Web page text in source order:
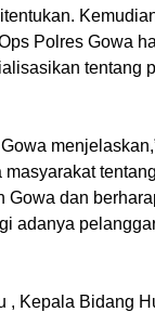
Polres Gowa
tentang
Gowa dan
adanya
, Kepala Bidang